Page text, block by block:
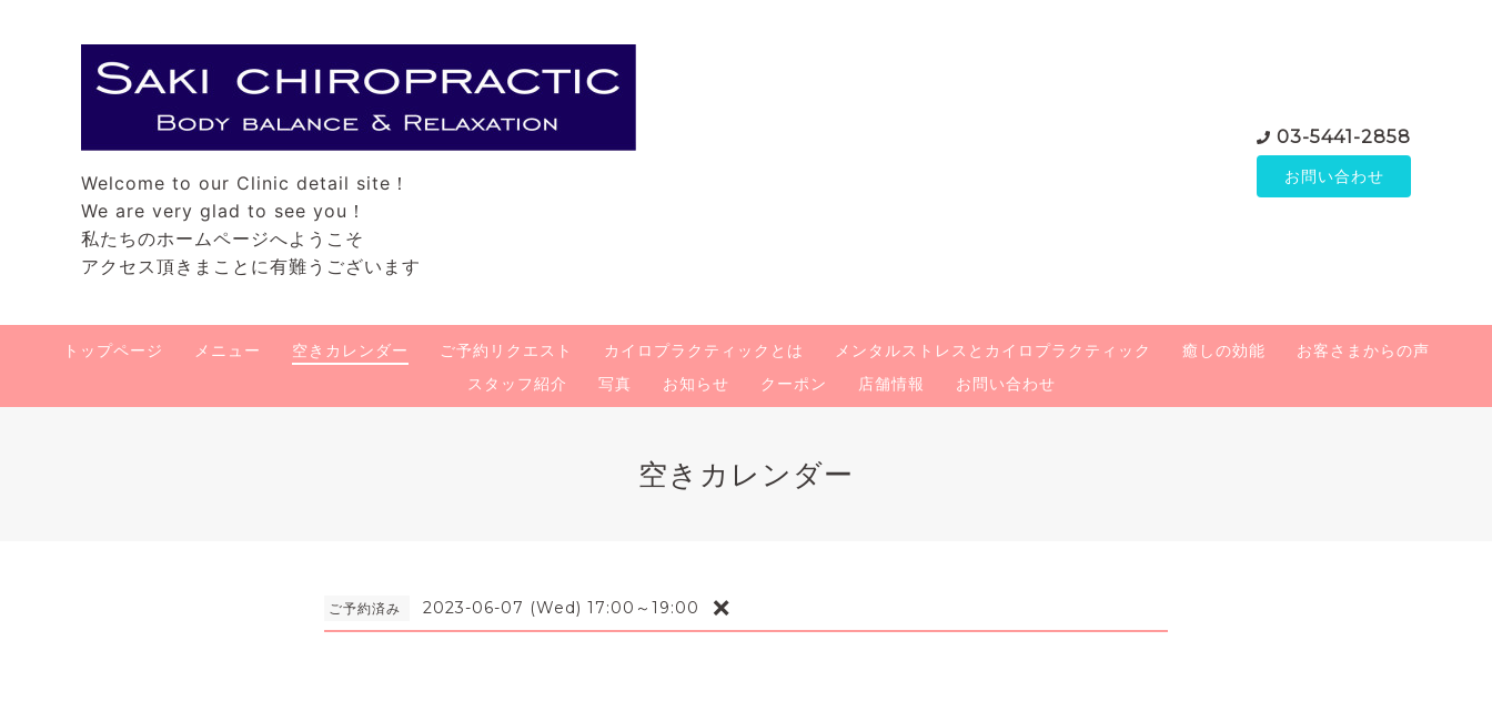
Welcome to our Clinic detail site！
We are very glad to see you！
私たちのホームページへようこそ
アクセス頂きまことに有難うございます
03-5441-2858
お問い合わせ
トップページ メニュー 空きカレンダー ご予約リクエスト カイロプラクティックとは メンタルストレスとカイロプラクティック 癒しの効能
お客さまからの声
スタッフ紹介
写真 お知らせ クーポン 店舗情報 お問い合わせ
空きカレンダー
ご予約済み 2023-06-07 (Wed) 17:00～19:00 ❌